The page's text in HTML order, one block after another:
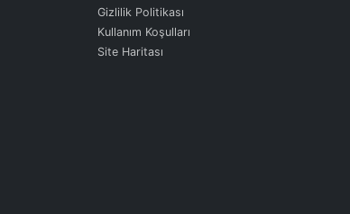
Gizlilik Politikası
Kullanım Koşulları
Site Haritası